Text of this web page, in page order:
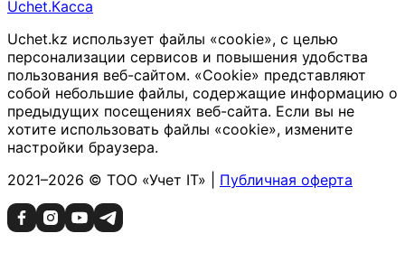
Uchet.Касса
Uchet.kz использует файлы «cookie», с целью
персонализации сервисов и повышения удобства
пользования веб-сайтом. «Cookie» представляют
собой небольшие файлы, содержащие информацию о
предыдущих посещениях веб-сайта. Если вы не
хотите использовать файлы «cookie», измените
настройки браузера.
2021–2026 © ТОО «Учет IT» | Публичная оферта